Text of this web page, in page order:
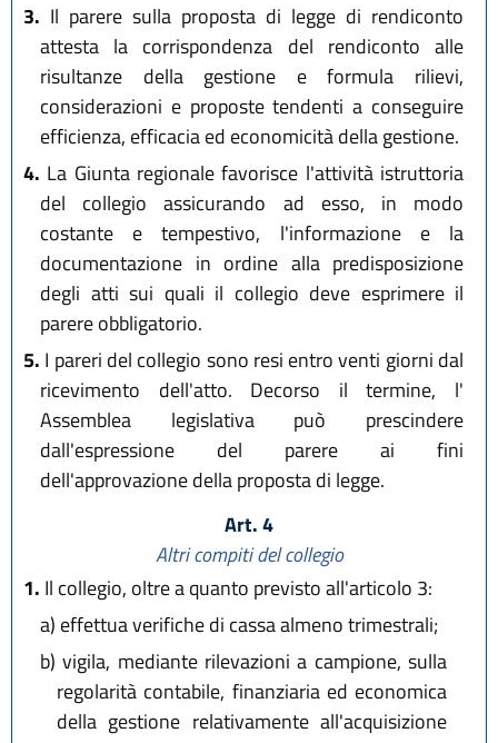
3. Il parere sulla proposta di legge di rendiconto
attesta la corrispondenza del rendiconto alle
risultanze della gestione e formula rilievi,
considerazioni e proposte tendenti a conseguire
efficienza, efficacia ed economicità della gestione.
4. La Giunta regionale favorisce l'attività istruttoria
del collegio assicurando ad esso, in modo
costante e tempestivo, l'informazione e la
documentazione in ordine alla predisposizione
degli atti sui quali il collegio deve esprimere il
parere obbligatorio.
5. I pareri del collegio sono resi entro venti giorni dal
ricevimento dell'atto. Decorso il termine, l'
Assemblea legislativa può prescindere
dall'espressione del parere ai fini
dell'approvazione della proposta di legge.
Art. 4
Altri compiti del collegio
1. Il collegio, oltre a quanto previsto all'articolo 3:
a) effettua verifiche di cassa almeno trimestrali;
b) vigila, mediante rilevazioni a campione, sulla
regolarità contabile, finanziaria ed economica
della gestione relativamente all'acquisizione